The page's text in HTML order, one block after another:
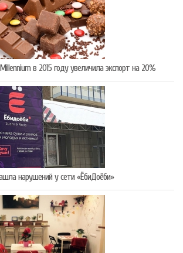
в 2015 году увеличила экспорт на 20%
нарушений у сети «ЁбиДоёби»